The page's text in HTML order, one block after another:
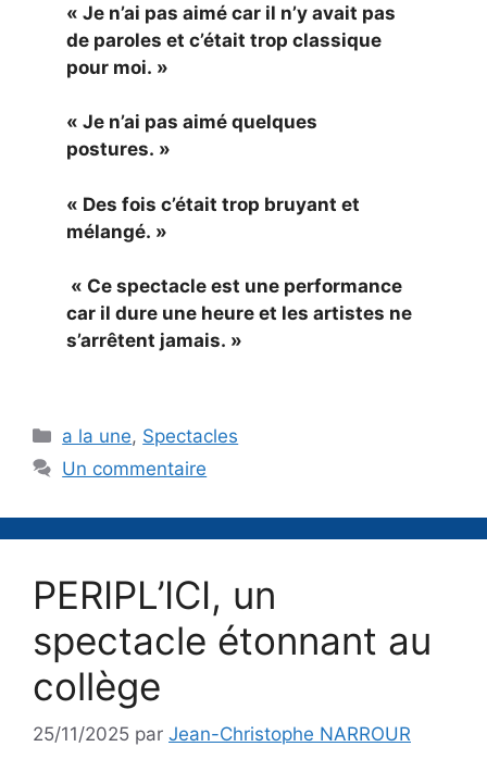
« Je n’ai pas aimé car il n’y avait pas
de paroles et c’était trop classique
pour moi. »
« Je n’ai pas aimé quelques
postures. »
« Des fois c’était trop bruyant et
mélangé. »
« Ce spectacle est une performance
car il dure une heure et les artistes ne
s’arrêtent jamais. »
Catégories
a la une, Spectacles
Un commentaire
PERIPL’ICI, un
spectacle étonnant au
collège
25/11/2025 par Jean-Christophe NARROUR